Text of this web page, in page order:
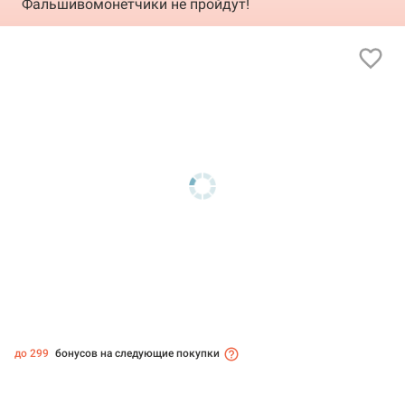
Фальшивомонетчики не пройдут!
до 299 бонусов на следующие покупки